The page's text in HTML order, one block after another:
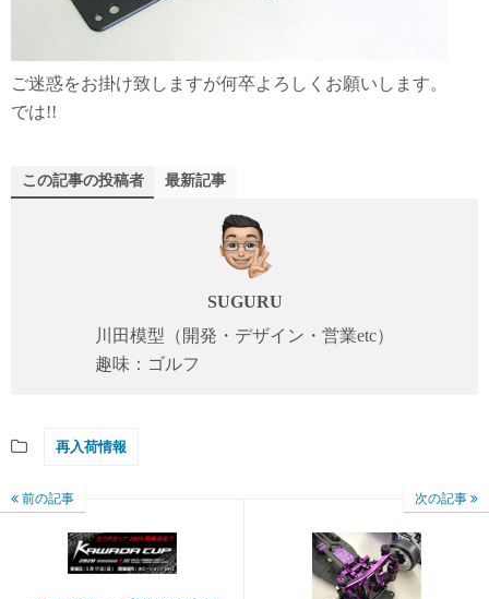
ご迷惑をお掛け致しますが何卒よろしくお願いします。
では!!
この記事の投稿者 最新記事
SUGURU
川田模型（開発・デザイン・営業etc）
趣味：ゴルフ
再入荷情報
前の記事 次の記事